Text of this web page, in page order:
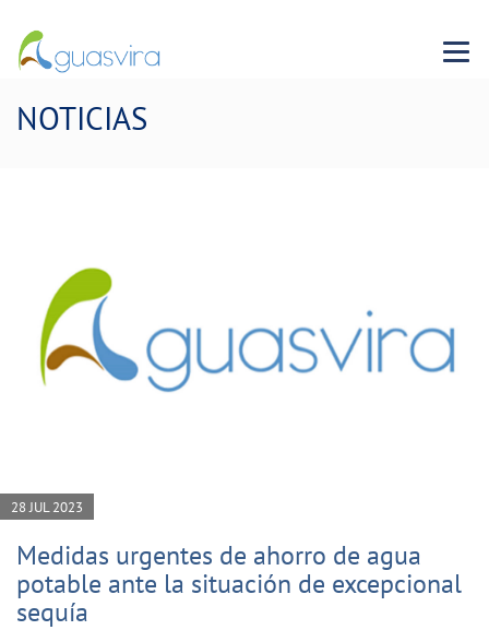
Menu
NOTICIAS
28 JUL 2023
Medidas urgentes de ahorro de agua
potable ante la situación de excepcional
sequía